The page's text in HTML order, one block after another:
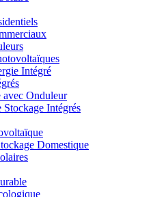
Intégré
avec Onduleur
Intégrés
Domestique